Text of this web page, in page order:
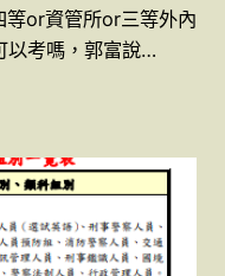
等or資管所or三等外內
以考嗎，郭富說…